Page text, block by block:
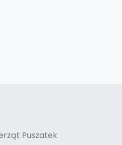
Puszatek